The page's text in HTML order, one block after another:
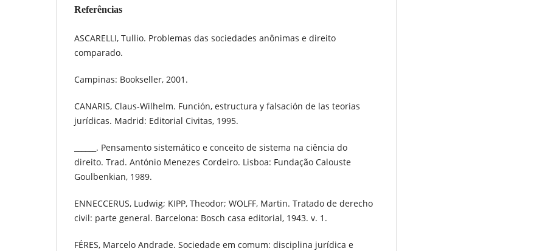
Referências
ASCARELLI, Tullio. Problemas das sociedades anônimas e direito
comparado.
Campinas: Bookseller, 2001.
CANARIS, Claus-Wilhelm. Función, estructura y falsación de las teorias
jurídicas. Madrid: Editorial Civitas, 1995.
______. Pensamento sistemático e conceito de sistema na ciência do
direito. Trad. António Menezes Cordeiro. Lisboa: Fundação Calouste
Goulbenkian, 1989.
ENNECCERUS, Ludwig; KIPP, Theodor; WOLFF, Martin. Tratado de derecho
civil: parte general. Barcelona: Bosch casa editorial, 1943. v. 1.
FÉRES, Marcelo Andrade. Sociedade em comum: disciplina jurídica e